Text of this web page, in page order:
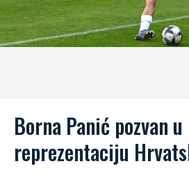
Borna Panić pozvan u
reprezentaciju